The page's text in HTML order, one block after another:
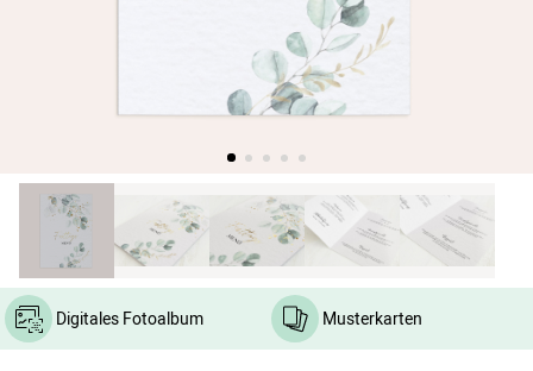
Digitales Fotoalbum Musterkarten